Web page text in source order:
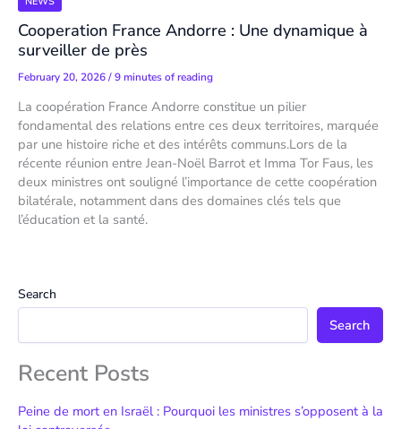
Cooperation France Andorre : Une dynamique à
surveiller de près
February 20, 2026/9 minutes of reading
La coopération France Andorre constitue un pilier
fondamental des relations entre ces deux territoires, marquée
par une histoire riche et des intérêts communs.Lors de la
récente réunion entre Jean-Noël Barrot et Imma Tor Faus, les
deux ministres ont souligné l’importance de cette coopération
bilatérale, notamment dans des domaines clés tels que
l’éducation et la santé.
Search
Search
Recent Posts
Peine de mort en Israël : Pourquoi les ministres s’opposent à la